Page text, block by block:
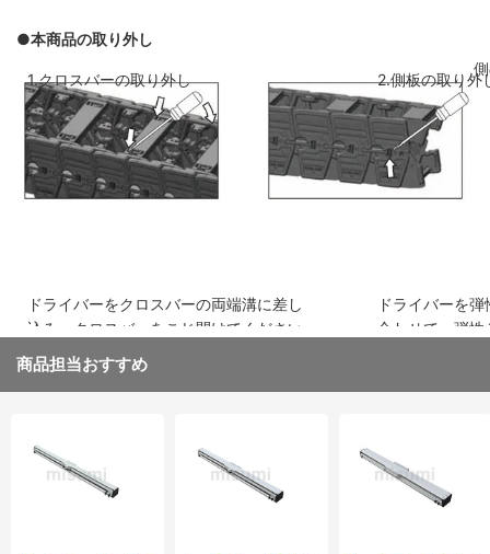
側板のリンクを斜めに前のリンクに差し
込み、はめ込みます
弾性シートを両
ください
●本商品の取り外し
1.クロスバーの取り外し 2.側板の取り外
ドライバーをクロスバーの両端溝に差し
込み、クロスバーをこじ開けてください
ドライバーを
合わせて、弾
商品担当おすすめ